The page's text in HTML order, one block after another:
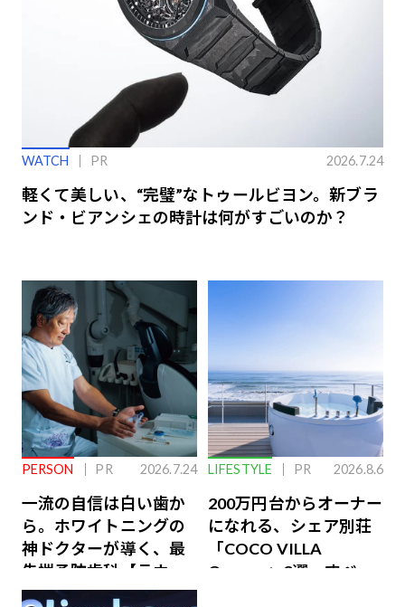
WATCH PR 2026.7.24
軽くて美しい、“完璧”なトゥールビヨン。新ブラ
ンド・ビアンシェの時計は何がすごいのか？
PERSON PR 2026.7.24
一流の自信は白い歯か
ら。ホワイトニングの
神ドクターが導く、最
先端予防歯科【ラウン
ジ会員特典あり】
LIFESTYLE PR 2026.8.6
200万円台からオーナー
になれる、シェア別荘
「COCO VILLA
Owners」3選。すべて